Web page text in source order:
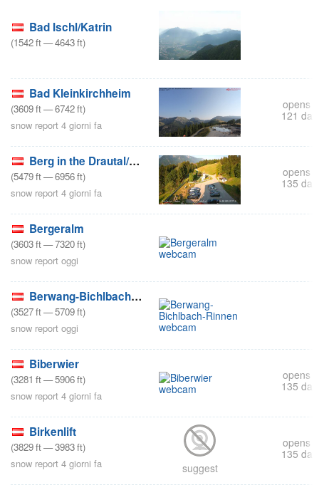
Bad Ischl/Katrin
(1542ft—4643ft)
Bad Kleinkirchheim
(3609ft—6742ft)
snow report 4 giorni fa
opens
121
Berg in the Drautal/Emberger Alm
(5479ft—6956ft)
snow report 4 giorni fa
opens
135
Bergeralm
(3603ft—7320ft)
snow report oggi
Berwang-Bichlbach-Rinnen
(3527ft—5709ft)
snow report oggi
Biberwier
(3281 ft—5906ft)
snow report 4 giorni fa
opens
135
Birkenlift
(3829ft—3983ft)
snow report 4 giorni fa
suggest
opens
135